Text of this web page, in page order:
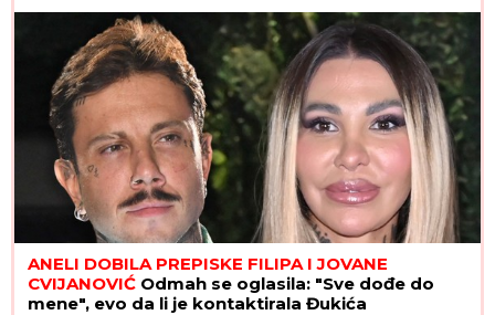
ANELI DOBILA PREPISKE FILIPA I JOVANE
CVIJANOVIĆ Odmah se oglasila: "Sve dođe do
mene", evo da li je kontaktirala Đukića